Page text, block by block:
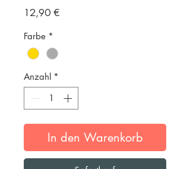
12,90 €
Farbe *
Anzahl *
In den Warenkorb